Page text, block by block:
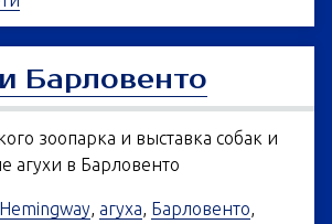
Барловенто
зоопарка и выставка собак и
агухи в Барловенто
, агуха, Барловенто,